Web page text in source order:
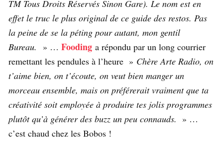
TM Tous Droits Réservés Sinon Gare). Le nom est en
effet le truc le plus original de ce guide des restos. Pas
la peine de se la péting pour autant, mon gentil
Bureau. » … Fooding a répondu par un long courrier
remettant les pendules à l’heure » Chère Arte Radio, on
t’aime bien, on t’écoute, on veut bien manger un
morceau ensemble, mais on préférerait vraiment que ta
créativité soit employée à produire tes jolis programmes
plutôt qu’à générer des buzz un peu connauds. » …
c’est chaud chez les Bobos !